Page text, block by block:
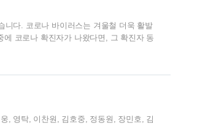
니다. 코로나 바이러스는 겨울철 더욱 활발
코로나 확진자가 나왔다면, 그 확진자 동
행동요령에 대해 알려드리겠습니다. 코로
요. 우선 코로나 확진자 동거인은 PCR 검
터 3일 이내 PCR 검사를 받아야 하며, 검
, 영탁, 이찬원, 김호중, 정동원, 장민호, 김